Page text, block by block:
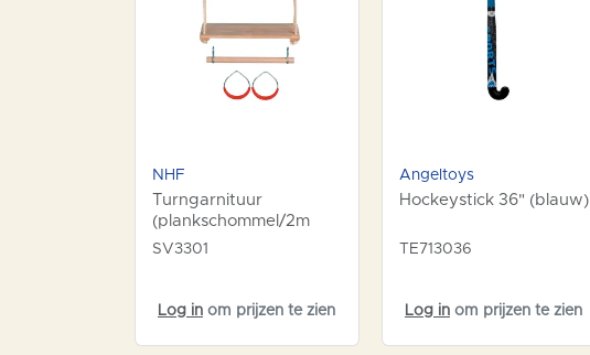
NHF
Turngarnituur
(plankschommel/2m
sisal)
SV3301
Log in om prijzen te zien
Angeltoys
Hockeystick 36" (blauw)
TE713036
Log in om prijzen te zien